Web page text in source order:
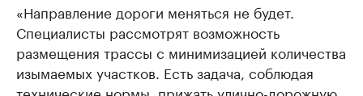
«Направление дороги меняться не будет.
Специалисты рассмотрят возможность
размещения трассы с минимизацией количества
изымаемых участков. Есть задача, соблюдая